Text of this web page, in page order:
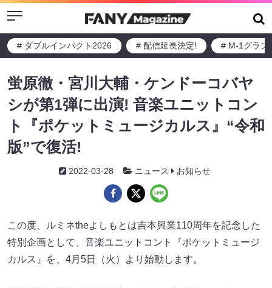
Menu
# ダブルインパクト2026 # 配信延長決定! # M-1グラン
蛍原徹・宮川大輔・ケンドーコバヤ
シが第1弾に出演! 音楽ユニットコン
ト『ポケットミュージカルス』“令和
版”で復活!
2022-03-28 ニュース お知らせ
この度、ルミネtheよしもとは吉本興業110周年を記念した
特別企画として、音楽ユニットコント『ポケットミュージ
カルス』を、4月5日（火）より始動します。